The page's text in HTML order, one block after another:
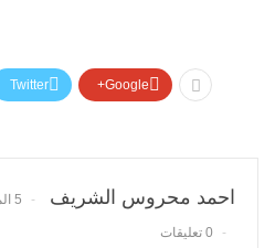
Twitter Google+
احمد محروس الشريف 5 المشاركات
0 تعليقات